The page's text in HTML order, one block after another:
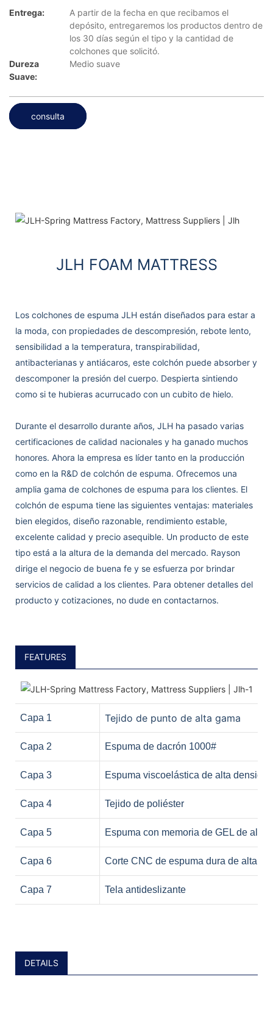
Entrega:
A partir de la fecha en que recibamos el
depósito, entregaremos los productos dentro de
los 30 días según el tipo y la cantidad de
colchones que solicitó.
Dureza
Suave:
Medio suave
consulta
JLH FOAM MATTRESS
Los colchones de espuma JLH están diseñados para estar a
la moda, con propiedades de descompresión, rebote lento,
sensibilidad a la temperatura, transpirabilidad,
antibacterianas y antiácaros, este colchón puede absorber y
descomponer la presión del cuerpo. Despierta sintiendo
como si te hubieras acurrucado con un cubito de hielo.
Durante el desarrollo durante años, JLH ha pasado varias
certificaciones de calidad nacionales y ha ganado muchos
honores. Ahora la empresa es líder tanto en la producción
como en la R&D de colchón de espuma. Ofrecemos una
amplia gama de colchones de espuma para los clientes. El
colchón de espuma tiene las siguientes ventajas: materiales
bien elegidos, diseño razonable, rendimiento estable,
excelente calidad y precio asequible. Un producto de este
tipo está a la altura de la demanda del mercado. Rayson
dirige el negocio de buena fe y se esfuerza por brindar
servicios de calidad a los clientes. Para obtener detalles del
producto y cotizaciones, no dude en contactarnos.
FEATURES
Capa 1 Tejido de punto de alta gama
Capa 2 Espuma de dacrón 1000#
Capa 3 Espuma viscoelástica de alta
Capa 4 Tejido de poliéster
Capa 5 Espuma con memoria de GEL de alta
Capa 6 Corte CNC de espuma dura de alta
Capa 7 Tela antideslizante
DETAILS